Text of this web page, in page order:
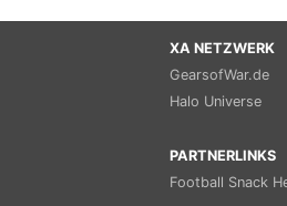
XA NETZWERK
GearsofWar.de
Halo Universe
PARTNERLINKS
Football Snack